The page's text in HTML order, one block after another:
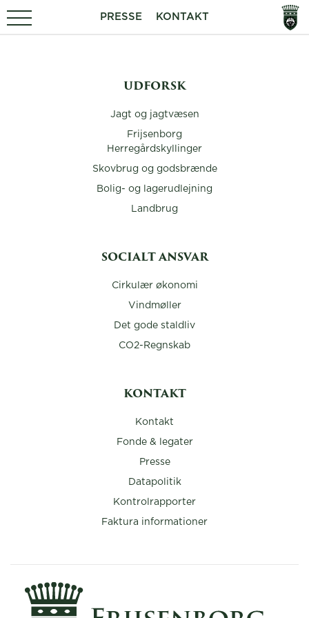
PRESSE KONTAKT
UDFORSK
Jagt og jagtvæsen
Frijsenborg
Herregårdskyllinger
Skovbrug og godsbrænde
Bolig- og lagerudlejning
Landbrug
SOCIALT ANSVAR
Cirkulær økonomi
Vindmøller
Det gode staldliv
CO2-Regnskab
KONTAKT
Kontakt
Fonde & legater
Presse
Datapolitik
Kontrolrapporter
Faktura informationer